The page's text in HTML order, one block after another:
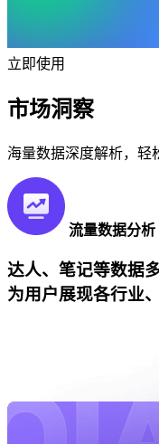
立即使用
市场洞察
海量数据深度解析，轻
流量数据分析
达人、笔记等数据
为用户展现各行业